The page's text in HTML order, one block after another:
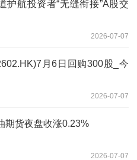
护航投资者“无缝衔接”A股交
2026-07-07
月6日回购300股_今
2026-07-07
期货夜盘收涨0.23%
2026-07-07